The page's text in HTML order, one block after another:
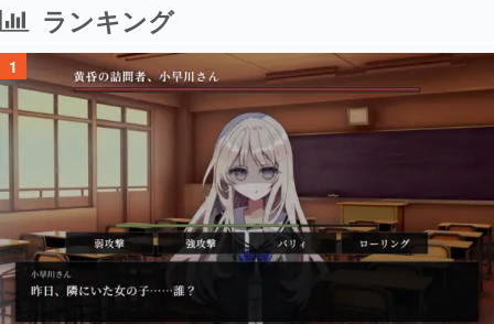
ランキング
1